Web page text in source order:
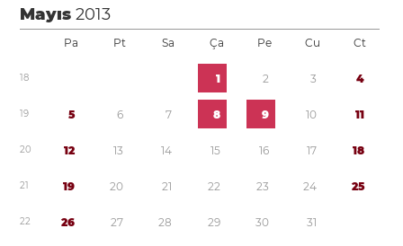
Mayıs2013
Pa Pt Sa Ça Pe Cu Ct
18 1 2 3 4
19 5 6 7 8 9 10 11
20 12 13 14 15 16 17 18
21 19 20 21 22 23 24 25
22 26 27 28 29 30 31